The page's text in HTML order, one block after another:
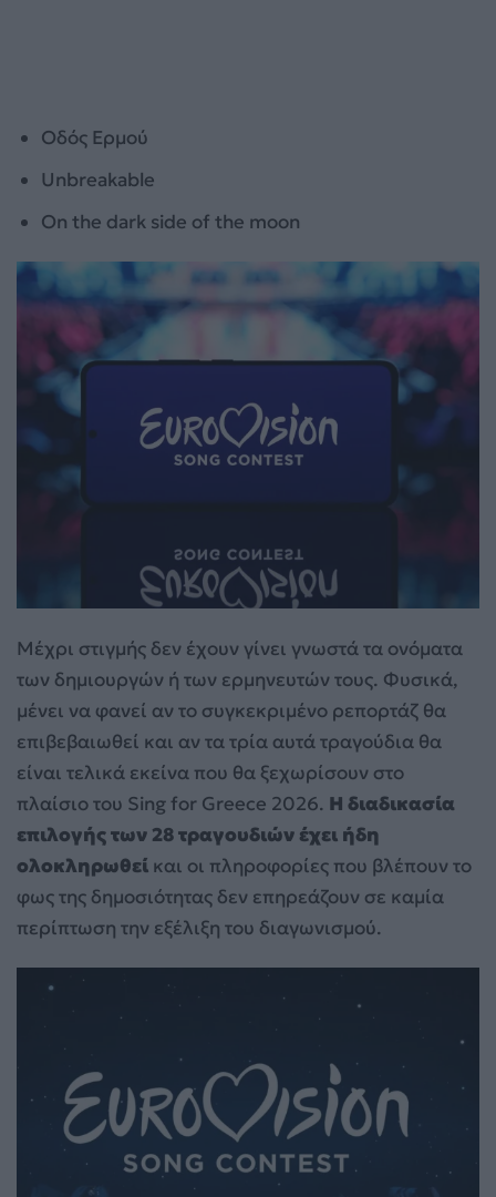
Οδός Ερμού
Unbreakable
On the dark side of the moon
Μέχρι στιγμής δεν έχουν γίνει γνωστά τα ονόματα
των δημιουργών ή των ερμηνευτών τους. Φυσικά,
μένει να φανεί αν το συγκεκριμένο ρεπορτάζ θα
επιβεβαιωθεί και αν τα τρία αυτά τραγούδια θα
είναι τελικά εκείνα που θα ξεχωρίσουν στο
πλαίσιο του Sing for Greece 2026. Η διαδικασία
επιλογής των 28 τραγουδιών έχει ήδη
ολοκληρωθεί και οι πληροφορίες που βλέπουν το
φως της δημοσιότητας δεν επηρεάζουν σε καμία
περίπτωση την εξέλιξη του διαγωνισμού.